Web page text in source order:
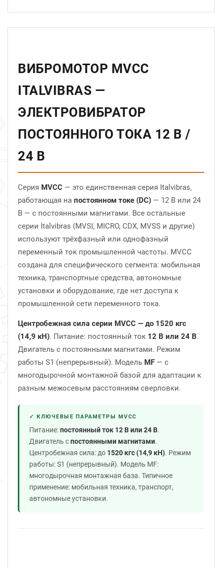
ВИБРОМОТОР MVCC
ITALVIBRAS —
ЭЛЕКТРОВИБРАТОР
ПОСТОЯННОГО ТОКА 12 В /
24 В
Серия MVCC — это единственная серия Italvibras,
работающая на постоянном токе (DC) — 12 В или 24
В — с постоянными магнитами. Все остальные
серии Italvibras (MVSI, MICRO, CDX, MVSS и другие)
используют трёхфазный или однофазный
переменный ток промышленной частоты. MVCC
создана для специфического сегмента: мобильная
техника, транспортные средства, автономные
установки и оборудование, где нет доступа к
промышленной сети переменного тока.
Центробежная сила серии MVCC — до 1520 кгс
(14,9 кН). Питание: постоянный ток 12 В или 24 В.
Двигатель с постоянными магнитами. Режим
работы S1 (непрерывный). Модель MF — с
многодырочной монтажной базой для адаптации к
разным межосевым расстояниям сверловки.
✓ КЛЮЧЕВЫЕ ПАРАМЕТРЫ MVCC
Питание:постоянный ток 12 В или 24 В.
Двигатель спостоянными магнитами.
Центробежная сила: до 1520 кгс (14,9 кН). Режим
работы: S1 (непрерывный). Модель MF:
многодырочная монтажная база. Типичное
применение: мобильная техника, транспорт,
автономные установки.